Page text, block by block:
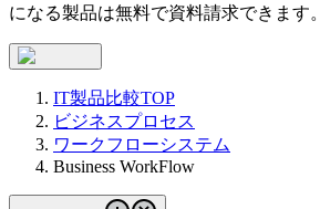
になる製品は無料で資料請求できます。
IT製品比較TOP
ビジネスプロセス
ワークフローシステム
Business WorkFlow